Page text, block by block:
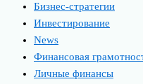
Бизнес-стратегии
Инвестирование
News
Финансовая
Личные финансы